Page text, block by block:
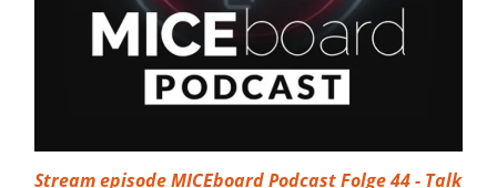
Stream episode MICEboard Podcast Folge 44 - Talk